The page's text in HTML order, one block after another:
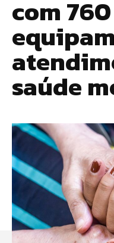
com 760
saúde